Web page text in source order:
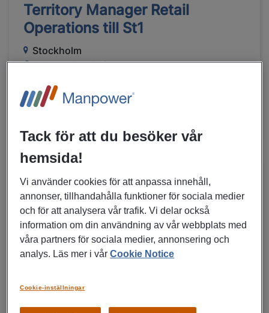
Territory Manager Retail
Operations till St1
Stockholm
Rekrytering till företag
Management
MER DETALJER OM JOBBET
10/07/2026
Logistikchef till Hitachi Energy i
Smedjebacken
Smedjebacken
Rekrytering till företag
Tack för att du besöker vår
hemsida!
Vi använder cookies för att anpassa innehåll,
annonser, tillhandahålla funktioner för sociala medier
och för att analysera vår trafik. Vi delar också
information om din användning av vår webbplats med
våra partners för sociala medier, annonsering och
analys. Läs mer i vårCookie Notice
Cookie-inställningar